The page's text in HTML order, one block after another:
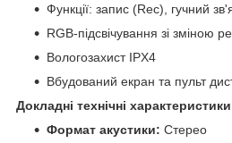
Функції: запис (Rec), гучний
RGB-підсвічування зі зміною
Вологозахист IPX4
Вбудований екран та пульт
Докладні технічні
Формат акустики: Стерео